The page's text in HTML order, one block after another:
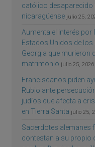
católico desaparecido
nicaragüense julio 25,
Aumenta el interés por
Estados Unidos de los
Georgia que murieron
matrimonio julio 25, 2026
Franciscanos piden
Rubio ante
judíos que afecta a
en Tierra Santa julio 25,
Sacerdotes alemanes
contestan a su propio